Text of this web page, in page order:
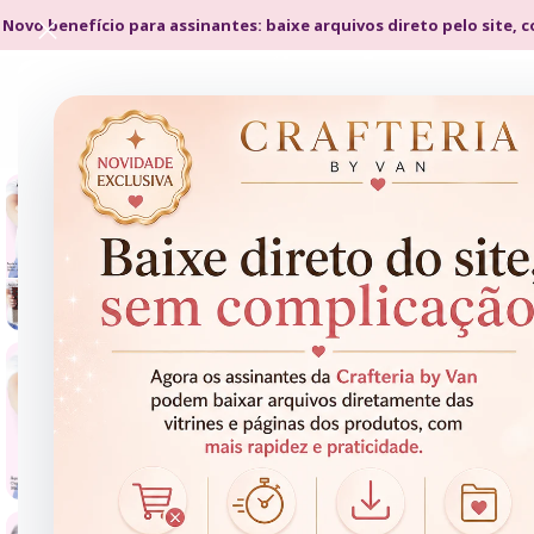
Novo benefício para assinantes: baixe arquivos direto pelo site,
- 48%